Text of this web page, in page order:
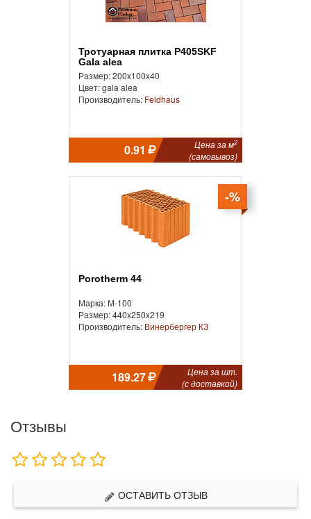
Тротуарная плитка P405SKF
Gala alea
Размер: 200x100x40
Цвет: gala alea
Производитель: Feldhaus
0.91 Цена за м2
(самовывоз)
-%
Porotherm 44
Марка: М-100
Размер: 440x250x219
Производитель: Винербергер КЗ
189.27
Цена за шт.
(с доставкой)
Отзывы
ОСТАВИТЬ ОТЗЫВ